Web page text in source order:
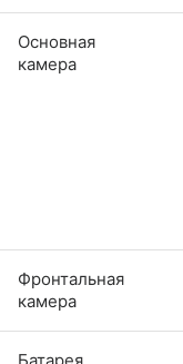
Основная
камера
Фронтальная
камера